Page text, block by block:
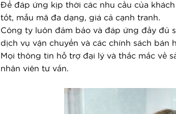
Để đáp ứng kịp thời các nhu cầu của
tốt, mẫu mã đa dạng, giá cả cạnh tranh.
Công ty luôn đảm bảo và đáp ứng đầy đủ
dịch vụ vận chuyển và các chính sách bán
Mọi thông tin hỗ trợ đại lý và thắc mắc về
nhân viên tư vấn.